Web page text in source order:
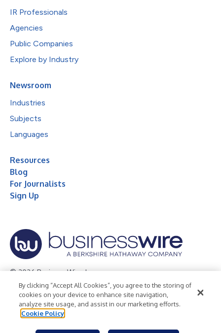
IR Professionals
Agencies
Public Companies
Explore by Industry
Newsroom
Industries
Subjects
Languages
Resources
Blog
For Journalists
Sign Up
© 2026 Business Wire, Inc.
Privacy Policy Cookie Policy
Accessibility Statement
Terms of Use
Legal
By clicking “Accept All Cookies”, you agree to the storing of
cookies on your device to enhance site navigation,
analyze site usage, and assist in our marketing efforts.
Cookie Policy